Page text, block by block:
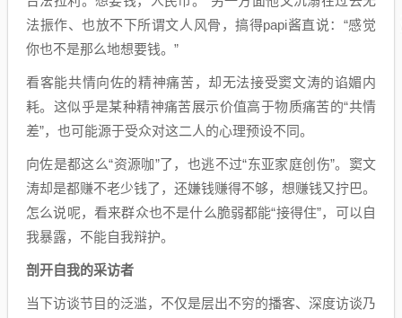
法振作、也放不下所谓文人风骨，搞得papi酱直说：“感觉
你也不是那么地想要钱。”
看客能共情向佐的精神痛苦，却无法接受窦文涛的谄媚内
耗。这似乎是某种精神痛苦展示价值高于物质痛苦的“共情
差”，也可能源于受众对这二人的心理预设不同。
向佐是都这么“资源咖”了，也逃不过“东亚家庭创伤”。窦文
涛却是都赚不老少钱了，还嫌钱赚得不够，想赚钱又拧巴。
怎么说呢，看来群众也不是什么脆弱都能“接得住”，可以自
我暴露，不能自我辩护。
剖开自我的采访者
当下访谈节目的泛滥，不仅是层出不穷的播客、深度访谈乃